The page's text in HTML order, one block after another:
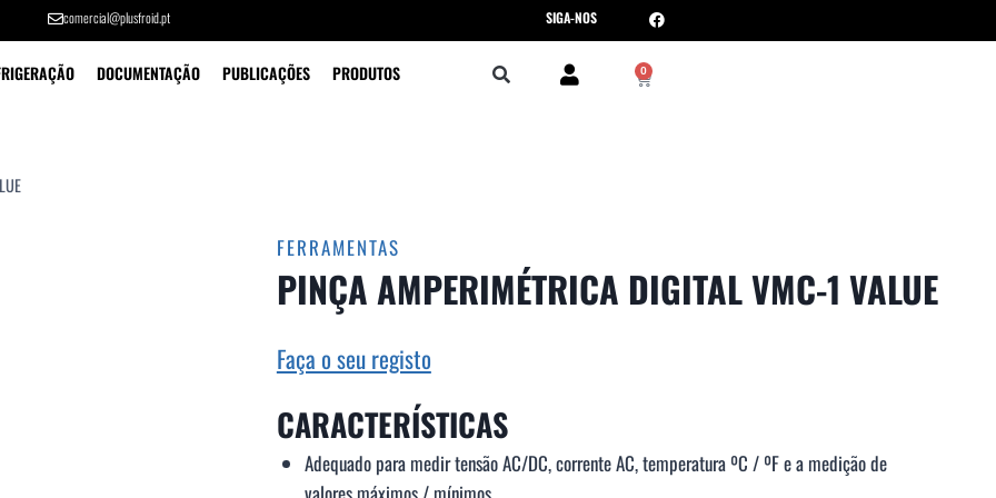
comercial@plusfroid.pt SIGA-NOS
DOCUMENTAÇÃO PUBLICAÇÕES PRODUTOS 0
FERRAMENTAS
PINÇA AMPERIMÉTRICA DIGITAL VMC-1 VALUE
Faça o seu registo
CARACTERÍSTICAS
Adequado para medir tensão AC/DC, corrente AC, temperatura ºC / ºF e a medição de